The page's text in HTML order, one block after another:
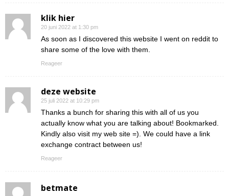
klik hier
20 juni 2022 at 1:30 pm
As soon as I discovered this website I went on reddit to
share some of the love with them.
Reageer
deze website
25 juli 2022 at 10:29 pm
Thanks a bunch for sharing this with all of us you
actually know what you are talking about! Bookmarked.
Kindly also visit my web site =). We could have a link
exchange contract between us!
Reageer
betmate